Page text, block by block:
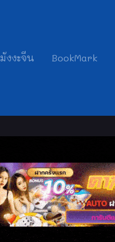
มังงะจีน BookMark